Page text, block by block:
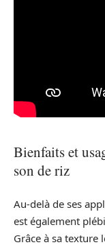
Bienfaits et
son de riz
Au-delà de ses
est également
Grâce à sa texture